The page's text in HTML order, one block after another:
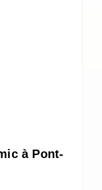
à Pont-